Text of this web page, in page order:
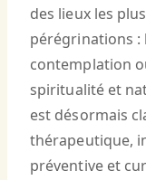
des lieux les
pérégrinations :
contemplation
spiritualité et
est désormais
thérapeutique,
préventive et